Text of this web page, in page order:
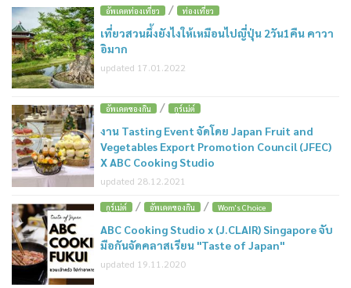
อัพเดตท่องเที่ยว / ท่องเที่ยว
เที่ยวสวนผึ้งยังไงให้เหมือนไปญี่ปุ่น 2วัน1คืน คาวา
อิมาก
updated 17.01.2022
อัพเดตของกิน / กูร์เม่ต์
งาน Tasting Event จัดโดย Japan Fruit and
Vegetables Export Promotion Council (JFEC)
X ABC Cooking Studio
updated 28.12.2021
กูร์เม่ต์ / อัพเดตของกิน / Wom's Choice
ABC Cooking Studio x (J.CLAIR) Singapore จับ
มือกันจัดคลาสเรียน "Taste of Japan"
updated 19.11.2020